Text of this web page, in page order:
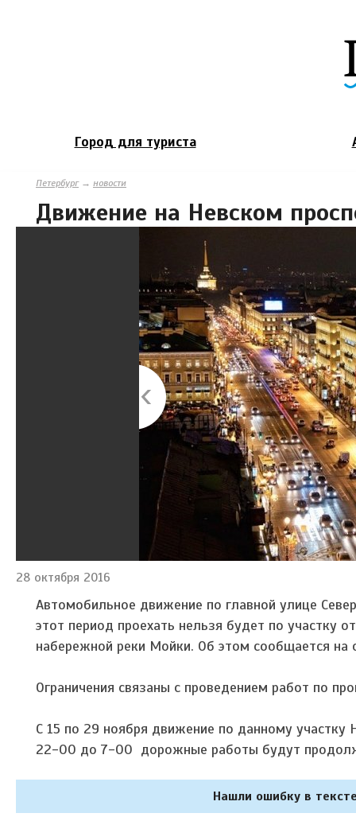
Город для туриста
Петербург→ новости
Движение на Невском
28 октября 2016
Автомобильное движение по главной улице
этот период проехать нельзя будет по
набережной реки Мойки. Об этом сообщается
Ограничения связаны с проведением работ по
С 15 по 29 ноября движение по данному участку
22-00 до 7-00 дорожные работы будут
Нашли ошибку в